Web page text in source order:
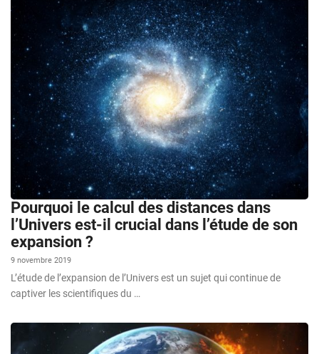
Pourquoi le calcul des distances dans
l’Univers est-il crucial dans l’étude de son
expansion ?
9 novembre 2019
L’étude de l’expansion de l’Univers est un sujet qui continue de
captiver les scientifiques du …